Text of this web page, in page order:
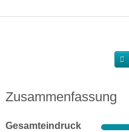
Zusammenfassung
Gesamteindruck